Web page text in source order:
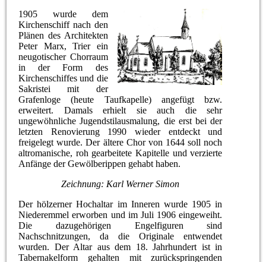
1905 wurde dem
Kirchenschiff nach den
Plänen des Architekten
Peter Marx, Trier ein
neugotischer Chorraum
in der Form des
Kirchenschiffes und die
Sakristei mit der
Grafenloge (heute Taufkapelle) angefügt bzw.
erweitert. Damals erhielt sie auch die sehr
ungewöhnliche Jugendstilausmalung, die erst bei der
letzten Renovierung 1990 wieder entdeckt und
freigelegt wurde. Der ältere Chor von 1644 soll noch
altromanische, roh gearbeitete Kapitelle und verzierte
Anfänge der Gewölberippen gehabt haben.
Zeichnung: Karl Werner Simon
Der hölzerner Hochaltar im Inneren wurde 1905 in
Niederemmel erworben und im Juli 1906 eingeweiht.
Die dazugehörigen Engelfiguren sind
Nachschnitzungen, da die Originale entwendet
wurden. Der Altar aus dem 18. Jahrhundert ist in
Tabernakelform gehalten mit zurückspringenden